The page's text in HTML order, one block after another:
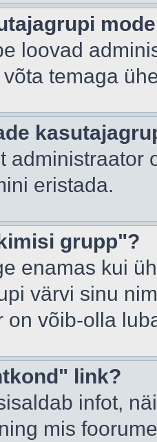
loovad
temaga
administraator
eristada.
grupp"?
enamas kui
värvi sinu
on võib-olla
link?
infot,
mis